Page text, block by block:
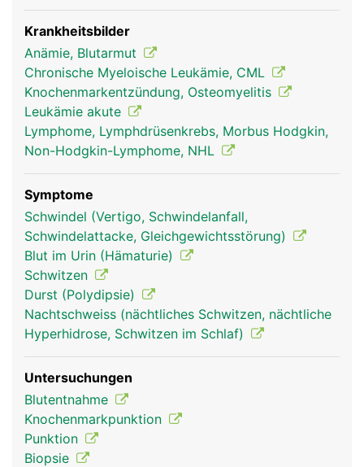
Wirbelsäule.
Krankheitsbilder
Anämie, Blutarmut
Chronische Myeloische Leukämie, CML
Knochenmarkentzündung, Osteomyelitis
Leukämie akute
Lymphome, Lymphdrüsenkrebs, Morbus Hodgkin,
Non-Hodgkin-Lymphome, NHL
Symptome
Schwindel (Vertigo, Schwindelanfall,
Schwindelattacke, Gleichgewichtsstörung)
Blut im Urin (Hämaturie)
Schwitzen
Durst (Polydipsie)
Nachtschweiss (nächtliches Schwitzen, nächtliche
Hyperhidrose, Schwitzen im Schlaf)
Untersuchungen
Blutentnahme
Knochenmarkpunktion
Punktion
Biopsie